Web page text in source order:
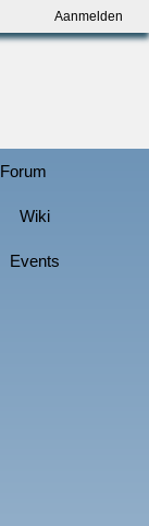
Aanmelden